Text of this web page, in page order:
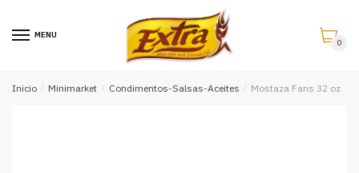
MENU
0
Inicio / Minimarket / Condimentos-Salsas-Aceites / Mostaza Fans 32 oz